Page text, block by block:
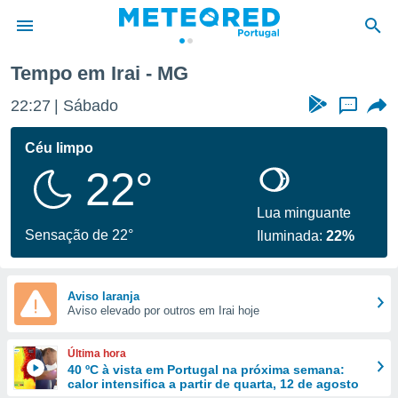
da
foi
fornecidas
a este
das
e
forma
digital
Tempo em Irai - MG
22:27 Sábado ...
Céu limpo
22°
Sensação de 22°
Lua minguante
Iluminada:22%
Aviso laranja
Aviso elevado por outros em Irai hoje
Última hora
40 ºC à vista em Portugal na próxima semana:
calor intensifica a partir de quarta, 12 de agosto